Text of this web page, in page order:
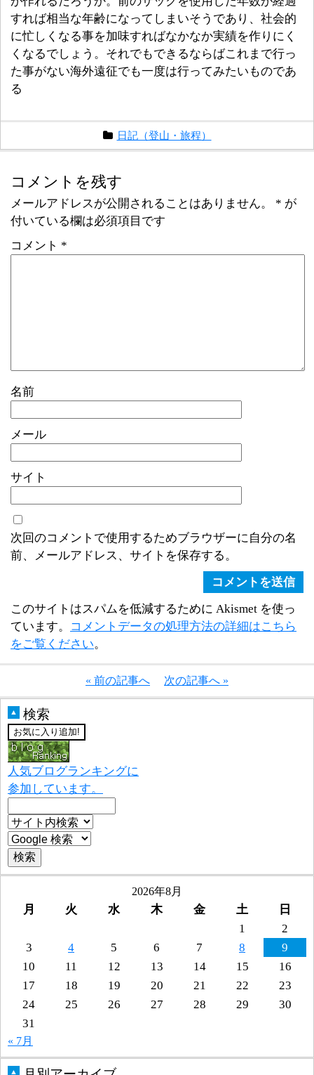
すれば相当な年齢になってしまいそうであり、社会的
に忙しくなる事を加味すればなかなか実績を作りにく
くなるでしょう。それでもできるならばこれまで行っ
た事がない海外遠征でも一度は行ってみたいものであ
る
日記（登山・旅程）
コメントを残す
メールアドレスが公開されることはありません。 * が
付いている欄は必須項目です
コメント *
名前
メール
サイト
次回のコメントで使用するためブラウザーに自分の名
前、メールアドレス、サイトを保存する。
このサイトはスパムを低減するために Akismet を使っ
ています。
コメントデータの処理方法の詳細はこちら
をご覧ください
« 前の記事へ 次の記事へ »
▲ 検索
人気ブログランキングに
参加しています。
2026年8月
月 火 水 木 金 土
日
1
2
3
4 5 6 7 8
9
10
11 12 13 14 15
16
17
18 19 20 21 22
23
24
25 26 27 28 29
30
31
« 7月
▲